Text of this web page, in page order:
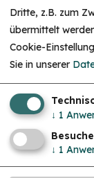
Wir
du Lust
Lächeln
gerne
Dritte, z.B. zum
übermittelt
Cookie-
Sie in unserer
↓ 1
↓ 1